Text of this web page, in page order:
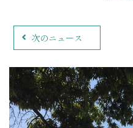
次のニュース